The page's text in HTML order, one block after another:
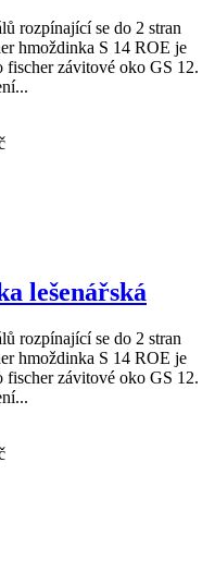
rozpínající se do 2 stran
hmoždinka S 14 ROE je
závitové oko GS 12.
lešenářská
rozpínající se do 2 stran
hmoždinka S 14 ROE je
závitové oko GS 12.